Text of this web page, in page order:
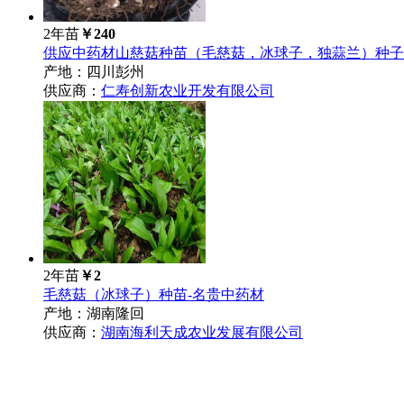
2年苗￥240
供应中药材山慈菇种苗（毛慈菇，冰球子，独蒜兰）种
产地：四川彭州
供应商： 仁寿创新农业开发有限公司
2年苗￥2
毛慈菇（冰球子）种苗-名贵中药材
产地：湖南隆回
供应商： 湖南海利天成农业发展有限公司